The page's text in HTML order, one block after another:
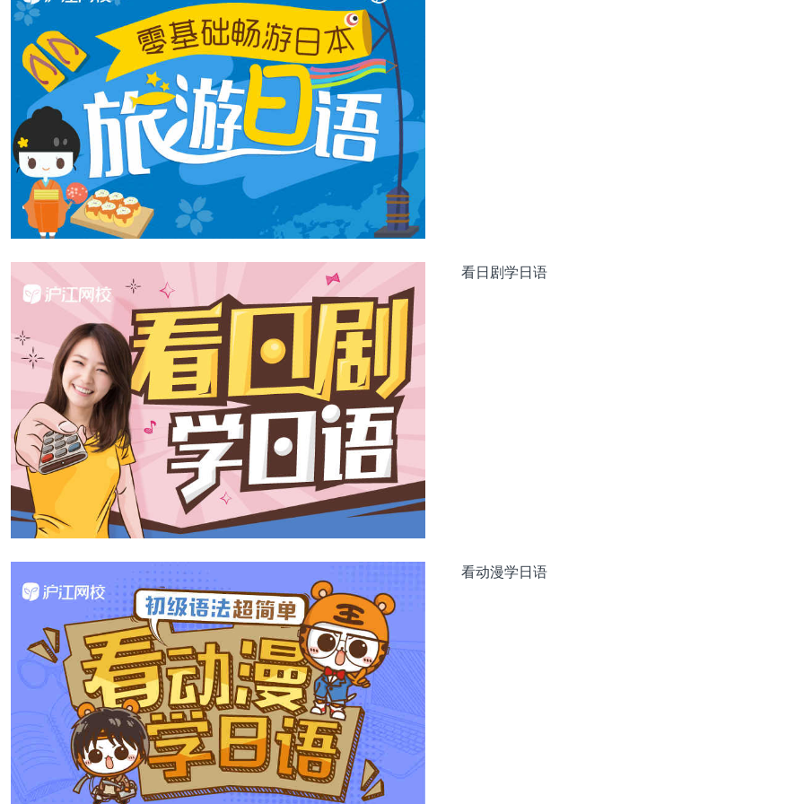
岡本は、1985年（昭60）5月22日に千葉県で生まれ、14歳で日本でモデルとしてデビューした。2006年（
TAO名義でミラノ、ロンドン、ニューヨークと数々のトップメゾンのショー、雑誌、ワールドキャンペーン
冈本多绪1985年（昭和60年）5月22日出生于千叶县，14岁在日本作为模特出道。2006年（平成18年）赴法
兰、伦敦、纽约等地的众多顶级时装品牌的秀场、杂志及全球宣传广告中，作为顶级模特大放异彩。
看日剧学日语
看动漫学日语